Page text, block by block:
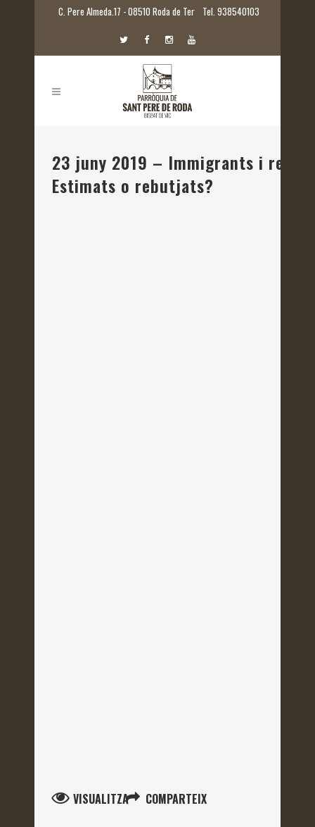
C. Pere Almeda.17 - 08510 Roda de Ter Tel. 938540103
23 juny 2019 – Immigrants i
Estimats o rebutjats?
VISUALITZA COMPARTEIX